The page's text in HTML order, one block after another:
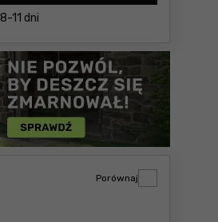
8-11 dni
Porównaj